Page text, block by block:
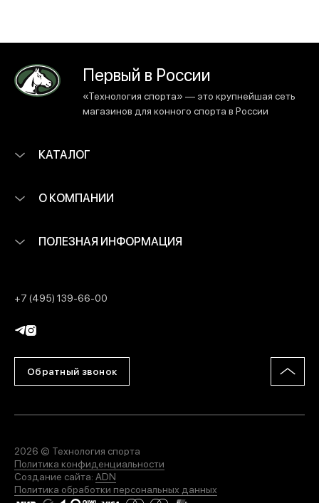
Первый в России
«Технология спорта» — это крупнейшая сеть
магазинов для конного спорта в России
КАТАЛОГ
О КОМПАНИИ
ПОЛЕЗНАЯ ИНФОРМАЦИЯ
+7 (495) 139-66-00
Обратный звонок
2026 © Технология спорта
Политика конфиденциальности
Создание сайта: ADN
Политика обработки персональных данных